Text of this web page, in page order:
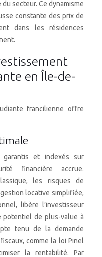
secteur. Ce dynamisme
constante des prix de
dans les résidences
en Île-de-
francilienne offre
garantis et indexés sur
financière accrue.
les risques de
locative simplifiée,
libère l’investisseur
potentiel de plus-value à
tenu de la demande
comme la loi Pinel
la rentabilité. Par